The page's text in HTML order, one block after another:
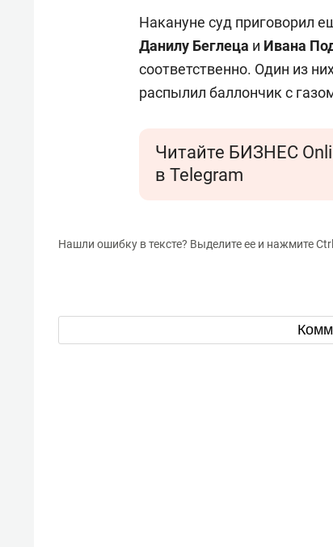
Накануне суд приговорил
Данилу Беглеца и Ивана
соответственно. Один из
распылил баллончик с
Читайте БИЗНЕС
в Telegram
Нашли ошибку в тексте? Выделите ее и нажмите